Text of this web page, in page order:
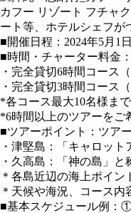
カフー リゾート フチャ
ート等、ホテルシェフが
■開催日程：2024年5月1
■時間・チャーター料金：
・完全貸切6時間コース
・完全貸切3時間コース
*各コース最大10名様ま
*6時間以上のツアーをご
■ツアーポイント：ツア
・津堅島：「キャロッ
・久高島：「神の島」
＊各島近辺の海上ポイ
＊天候や海況、コース内
■基本スケジュール例